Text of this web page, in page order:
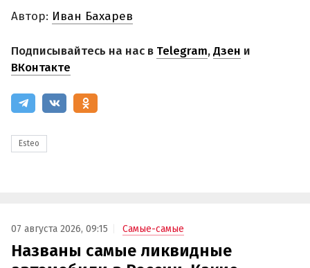
Автор: Иван Бахарев
Подписывайтесь на нас в Telegram,Дзен и
ВКонтакте
Esteo
07 августа 2026, 09:15 Самые-самые
Названы самые ликвидные